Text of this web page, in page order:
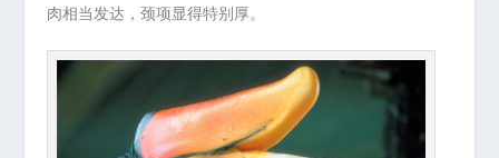
肉相当发达，颈项显得特别厚。